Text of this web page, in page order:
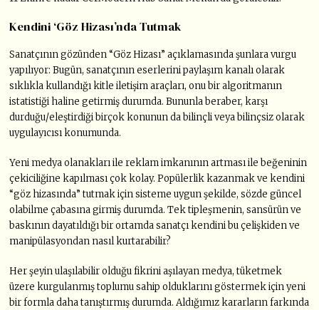
Kendini ‘Göz Hizası’nda Tutmak
Sanatçının gözünden “Göz Hizası” açıklamasında şunlara vurgu
yapılıyor: Bugün, sanatçının eserlerini paylaşım kanalı olarak
sıklıkla kullandığı kitle iletişim araçları, onu bir algoritmanın
istatistiği haline getirmiş durumda. Bununla beraber, karşı
durduğu/eleştirdiği birçok konunun da bilinçli veya bilinçsiz olarak
uygulayıcısı konumunda.
Yeni medya olanakları ile reklam imkanının artması ile beğeninin
çekiciliğine kapılması çok kolay. Popülerlik kazanmak ve kendini
“göz hizasında” tutmak için sisteme uygun şekilde, sözde güncel
olabilme çabasına girmiş durumda. Tek tipleşmenin, sansürün ve
baskının dayatıldığı bir ortamda sanatçı kendini bu çelişkiden ve
manipülasyondan nasıl kurtarabilir?
Her şeyin ulaşılabilir olduğu fikrini aşılayan medya, tüketmek
üzere kurgulanmış toplumu sahip olduklarını göstermek için yeni
bir formla daha tanıştırmış durumda. Aldığımız kararların farkında